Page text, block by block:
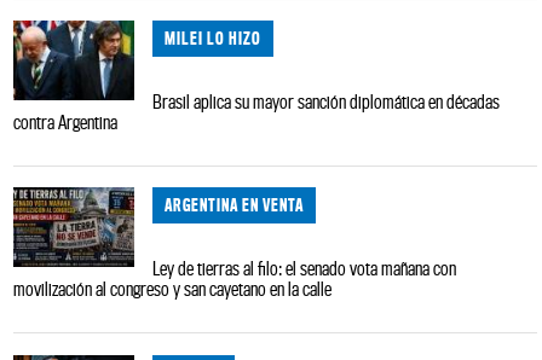
MILEI LO HIZO
Brasil aplica su mayor sanción diplomática en décadas
contra Argentina
ARGENTINA EN VENTA
Ley de tierras al filo: el senado vota mañana con
movilización al congreso y san cayetano en la calle